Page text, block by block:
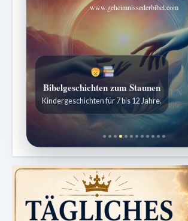
www.geheimnissederbibel.com
Bibelgeschichten zum Staunen
Kindergeschichten für 7 bis 12 Jahre.